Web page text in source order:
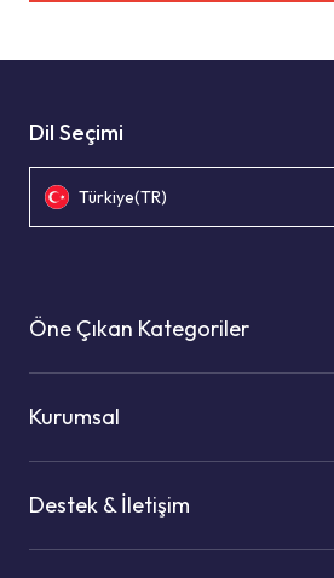
Dil Seçimi
Türkiye(TR)
Öne Çıkan Kategoriler
Kurumsal
Destek & İletişim